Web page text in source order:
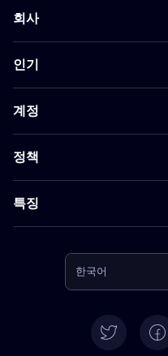
회사
인기
계정
정책
특징
한국어
Deutsch